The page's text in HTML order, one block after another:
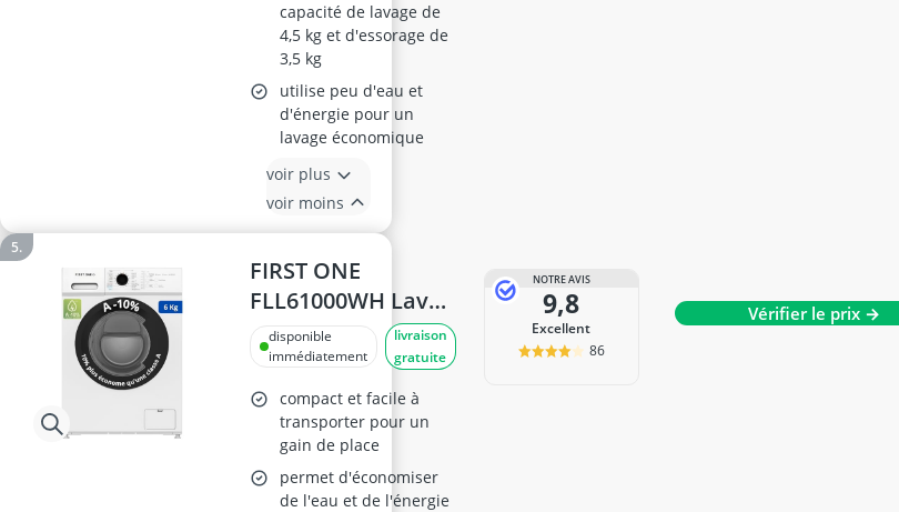
capacité de lavage de
4,5 kg et d'essorage de
3,5 kg
utilise peu d'eau et
d'énergie pour un
lavage économique
voir plus
voir moins
FIRST ONE
FLL61000WH Lave-
linge Frontal 6 Kg
disponible
immédiatement
livraison
gratuite
compact et facile à
transporter pour un
gain de place
permet d'économiser
de l'eau et de l'énergie
NOTRE AVIS
9,8
Excellent
86
Vérifier le prix →